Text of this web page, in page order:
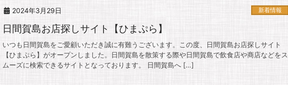
2024年3月29日 新着情報
日間賀島お店探しサイト【ひまぷら】
いつも日間賀島をご愛顧いただき誠に有難うございます。この度、日間賀島お店探しサイト
【ひまぷら】がオープンしました。日間賀島を散策する際や日間賀島で飲食店や商店などをス
ムーズに検索できるサイトとなっております。 日間賀島へ […]